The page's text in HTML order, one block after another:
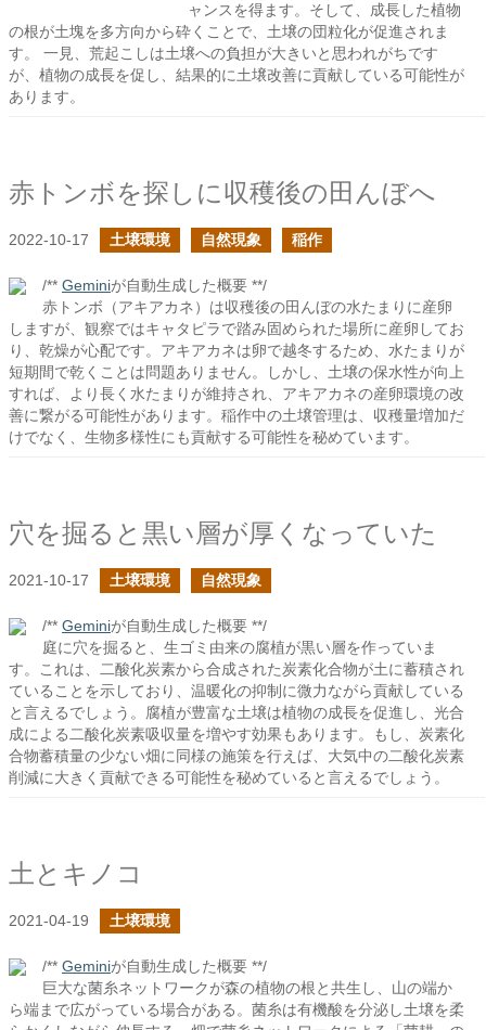
ャンスを得ます。そして、成長した植物
の根が土塊を多方向から砕くことで、土壌の団粒化が促進されま
す。 一見、荒起こしは土壌への負担が大きいと思われがちです
が、植物の成長を促し、結果的に土壌改善に貢献している可能性が
あります。
赤トンボを探しに収穫後の田んぼへ
2022-10-17 土壌環境 自然現象 稲作
/** Geminiが自動生成した概要 **/
赤トンボ（アキアカネ）は収穫後の田んぼの水たまりに産卵
しますが、観察ではキャタピラで踏み固められた場所に産卵してお
り、乾燥が心配です。アキアカネは卵で越冬するため、水たまりが
短期間で乾くことは問題ありません。しかし、土壌の保水性が向上
すれば、より長く水たまりが維持され、アキアカネの産卵環境の改
善に繋がる可能性があります。稲作中の土壌管理は、収穫量増加だ
けでなく、生物多様性にも貢献する可能性を秘めています。
穴を掘ると黒い層が厚くなっていた
2021-10-17 土壌環境 自然現象
/** Geminiが自動生成した概要 **/
庭に穴を掘ると、生ゴミ由来の腐植が黒い層を作っていま
す。これは、二酸化炭素から合成された炭素化合物が土に蓄積され
ていることを示しており、温暖化の抑制に微力ながら貢献している
と言えるでしょう。腐植が豊富な土壌は植物の成長を促進し、光合
成による二酸化炭素吸収量を増やす効果もあります。もし、炭素化
合物蓄積量の少ない畑に同様の施策を行えば、大気中の二酸化炭素
削減に大きく貢献できる可能性を秘めていると言えるでしょう。
土とキノコ
2021-04-19 土壌環境
/** Geminiが自動生成した概要 **/
巨大な菌糸ネットワークが森の植物の根と共生し、山の端か
ら端まで広がっている場合がある。菌糸は有機酸を分泌し土壌を柔